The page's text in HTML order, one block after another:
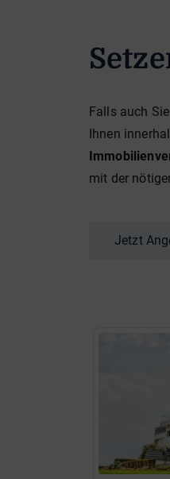
Falls auch
Ihnen
mit der
Jetzt